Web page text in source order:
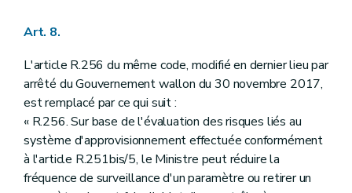
Art. 8.
L'article R.256 du même code, modifié en dernier lieu par
arrêté du Gouvernement wallon du 30 novembre 2017,
est remplacé par ce qui suit :
« R.256. Sur base de l'évaluation des risques liés au
système d'approvisionnement effectuée conformément
à l'article R.251bis/5, le Ministre peut réduire la
fréquence de surveillance d'un paramètre ou retirer un